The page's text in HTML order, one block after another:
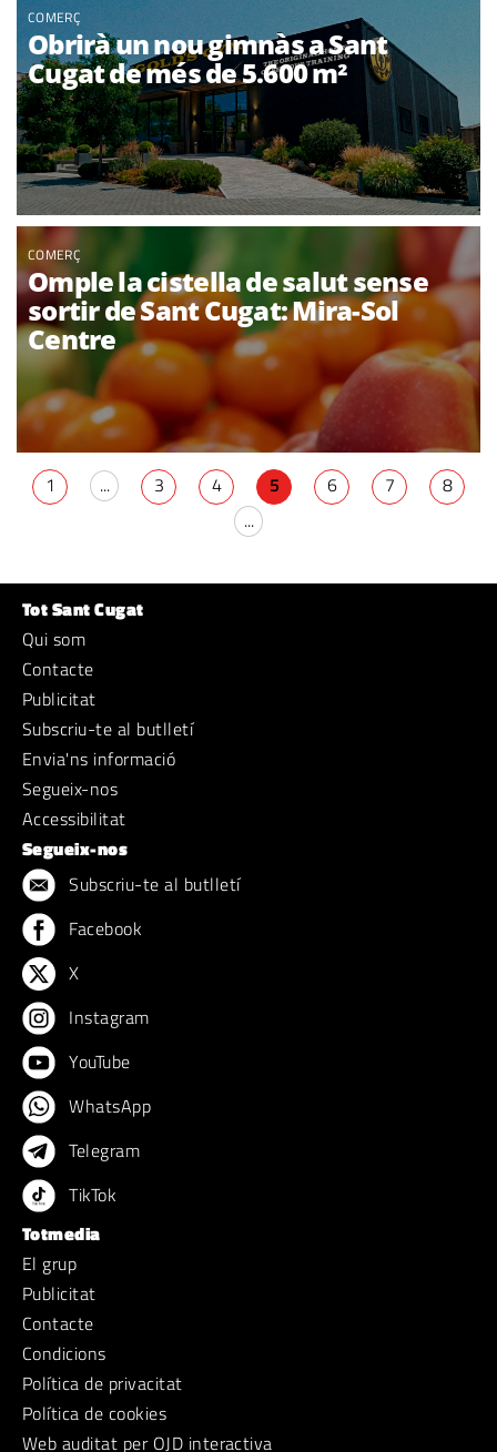
COMERÇ
Obrirà un nou gimnàs a Sant
Cugat de més de 5.600 m²
COMERÇ
Omple la cistella de salut sense
sortir de Sant Cugat: Mira-Sol
Centre
1 ... 3 4 5 6 7
8
...
Tot Sant Cugat
Qui som
Contacte
Publicitat
Subscriu-te al butlletí
Envia'ns informació
Segueix-nos
Accessibilitat
Segueix-nos
Subscriu-te al butlletí
Facebook
X
Instagram
YouTube
WhatsApp
Telegram
TikTok
Totmedia
El grup
Publicitat
Contacte
Condicions
Política de privacitat
Política de cookies
Web auditat per OJD interactiva